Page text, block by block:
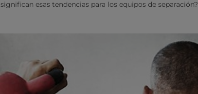
significan esas tendencias para los equipos de separación?